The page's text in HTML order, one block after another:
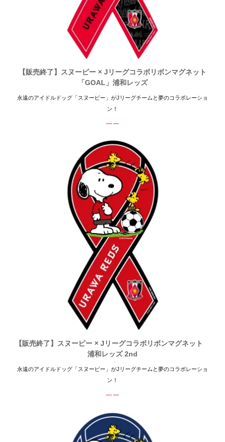
【販売終了】スヌーピー × Jリーグコラボリボンマグネット
「GOAL」浦和レッズ
永遠のアイドルドッグ「スヌーピー」がJリーグチームと夢のコラボレーショ
ン！
ーー
【販売終了】スヌーピー × Jリーグコラボリボンマグネット
浦和レッズ 2nd
永遠のアイドルドッグ「スヌーピー」がJリーグチームと夢のコラボレーショ
ン！
ーー